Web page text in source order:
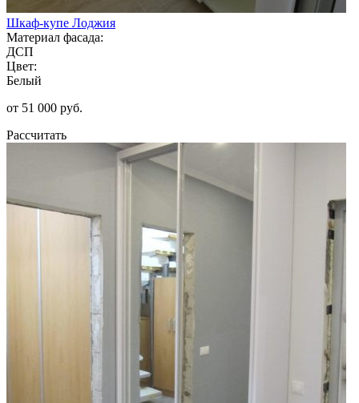
Шкаф-купе Лоджия
Материал фасада:
ДСП
Цвет:
Белый
от 51 000 руб.
Рассчитать